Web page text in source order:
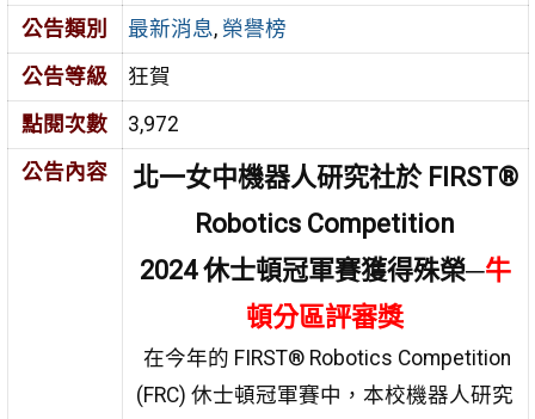
公告類別
最新消息, 榮譽榜
公告等級
狂賀
點閱次數
3,972
公告內容
北一女中機器人研究社於 FIRST®
Robotics Competition
2024 休士頓冠軍賽獲得殊榮─牛
頓分區評審獎
在今年的 FIRST® Robotics Competition
(FRC) 休士頓冠軍賽中，本校機器人研究